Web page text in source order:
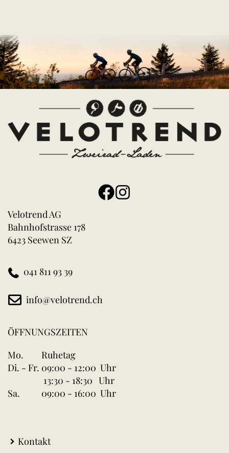
Velotrend AG
Bahnhofstrasse 178
6423 Seewen SZ
041 811 93 39
info@velotrend.ch
ÖFFNUNGSZEITEN
Mo.
Ruhetag
Di. - Fr. 09:00 - 12:00 Uhr
13:30 - 18:30 Uhr
Sa.
09:00 - 16:00 Uhr
Kontakt